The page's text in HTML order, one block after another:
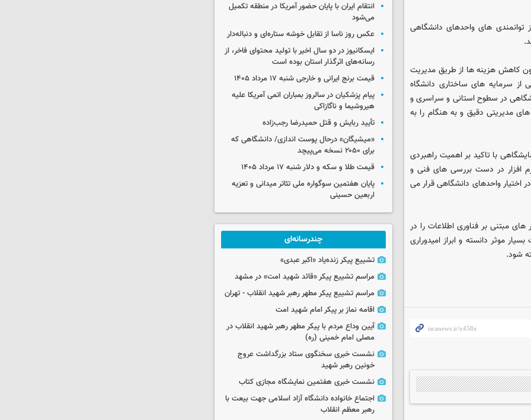
های واحدهای دانشگاهی
کاهش هزینه ها از طریق مدیریت
سرمایه های ساختاری دانشگاه
در سطوح استانی و سراسری و
مدیریتی دقیق و به هنگام را به
با تاکید بر اهمیت راهبردی
افزار در دست بررسی های فنی و
اختیار واحدهای دانشگاهی قرار می
مبتنی بر فناوری اطلاعات را در
موثر دانسته و ابراز امیدوراری
شود.
انتقام ایران با پایان حضور آمریکا در منطقه تکمیل
می‌شود
عکس روز ناسا از تقابل خوشه ستاره‌ای و دنباله‌دار
ایسکانیوز در دو سال اخیر با تولید محتوای فاخر، از
رسانه‌های اثرگذار استان بوده است
قیمت برنج ایرانی و خارجی شنبه ۱۷ مرداد ۱۴۰۵
پیام پزشکیان در سالروز بمباران اتمی آمریکا علیه
هیروشیما و ناگازاکی
تأیید ربایش و قتل حمیدرضا رجب‌زاده
«میشیگان» درحال پوست اندازی/ دانشگاهی که
برای ۲۰۵۰ نسخه می‌پیچد
قیمت طلا و سکه و دلار شنبه ۱۷ مرداد ۱۴۰۵
پایان هفتمین سوگواره ملی تئاتر میدانی و تعزیه
اربعین حسینی
چندرسانه‌ای
تشییع پیکر زنده‌یاد «اکبر عبدی»
مراسم تشییع پیکر «قائد شهید امت» در مشهد
مراسم تشییع پیکر مطهر رهبر شهید انقلاب - تهران
اقامه نماز بر پیکر امام شهید امت
آیین وداع مردم با پیکر مطهر رهبر شهید انقلاب در
مصلی امام خمینی (ره)
نشست خبری سخنگوی ستاد بزرگداشت عروج
خونین رهبر شهید
نشست خبری هفتمین نمایشگاه مجازی کتاب
اجتماع خانواده دانشگاه آزاد اسلامی جهت بیعت با
رهبر معظم انقلاب